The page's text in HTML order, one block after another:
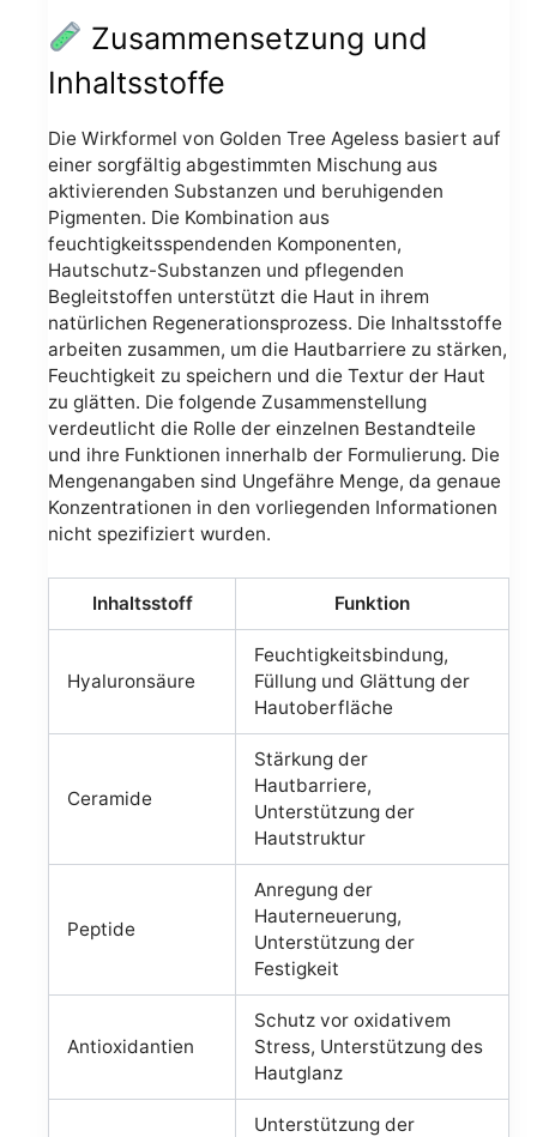
Zusammensetzung und
Inhaltsstoffe
Die Wirkformel von Golden Tree Ageless basiert auf
einer sorgfältig abgestimmten Mischung aus
aktivierenden Substanzen und beruhigenden
Pigmenten. Die Kombination aus
feuchtigkeitsspendenden Komponenten,
Hautschutz-Substanzen und pflegenden
Begleitstoffen unterstützt die Haut in ihrem
natürlichen Regenerationsprozess. Die Inhaltsstoffe
arbeiten zusammen, um die Hautbarriere zu stärken,
Feuchtigkeit zu speichern und die Textur der Haut
zu glätten. Die folgende Zusammenstellung
verdeutlicht die Rolle der einzelnen Bestandteile
und ihre Funktionen innerhalb der Formulierung. Die
Mengenangaben sind Ungefähre Menge, da genaue
Konzentrationen in den vorliegenden Informationen
nicht spezifiziert wurden.
Inhaltsstoff Funktion
Hyaluronsäure
Feuchtigkeitsbindung,
Füllung und Glättung der
Hautoberfläche
Ceramide
Stärkung der
Hautbarriere,
Unterstützung der
Hautstruktur
Peptide
Anregung der
Hauterneuerung,
Unterstützung der
Festigkeit
Antioxidantien
Schutz vor oxidativem
Stress, Unterstützung des
Hautglanz
Unterstützung der